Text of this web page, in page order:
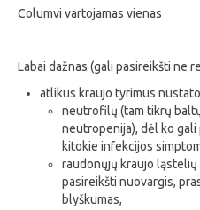
Columvi vartojamas vienas
Labai dažnas (gali pasireikšti ne
atlikus kraujo tyrimus
neutrofilų (tam tikrų
neutropenija), dėl ko gali
kitokie infekcijos
raudonųjų kraujo ląstelių
pasireikšti nuovargis,
blyškumas,